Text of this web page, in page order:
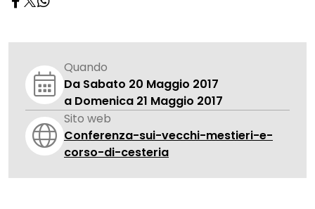
Quando
Da Sabato 20 Maggio 2017
a Domenica 21 Maggio 2017
Sito web
Conferenza-sui-vecchi-mestieri-e-
corso-di-cesteria